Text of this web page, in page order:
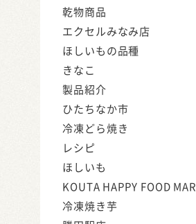
乾物商品
エクセルみなみ店
ほしいもの品種
きなこ
製品紹介
ひたちなか市
冷凍どら焼き
レシピ
ほしいも
KOUTA HAPPY FOOD
冷凍焼き芋